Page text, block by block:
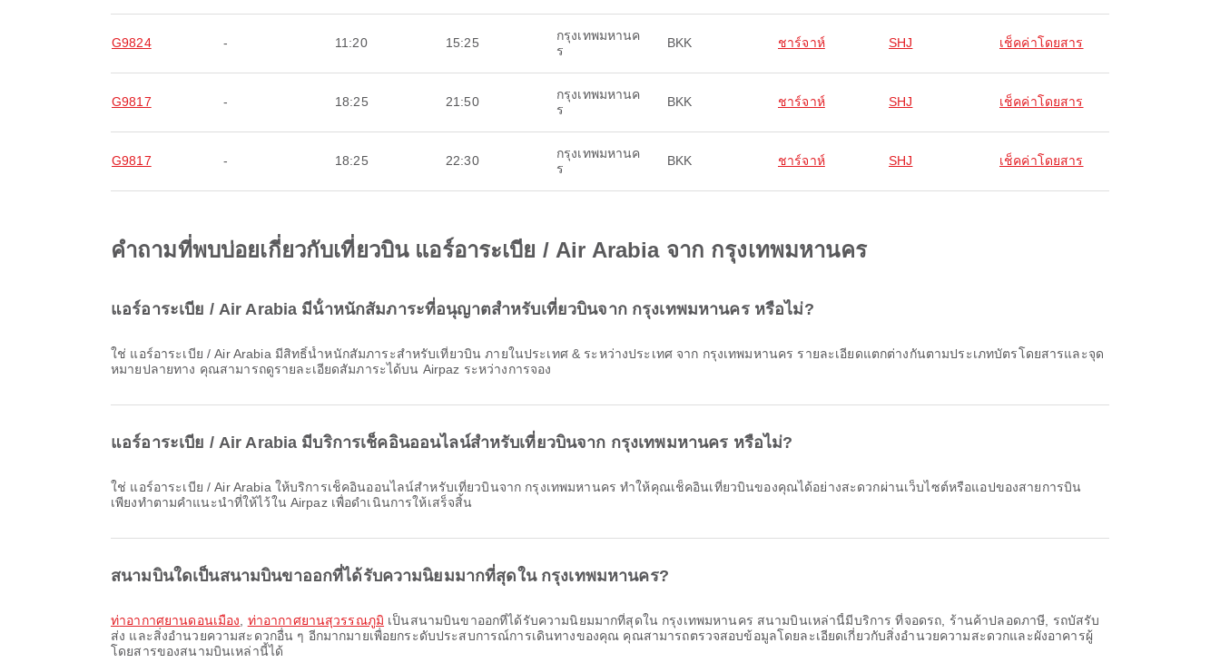
G9824 - 11:20 15:25
กรุงเทพมหานค
ร
BKK ชาร์จาห์ SHJ เช็คค่าโดยสาร
G9817 - 18:25 21:50
กรุงเทพมหานค
ร
BKK ชาร์จาห์ SHJ เช็คค่าโดยสาร
G9817 - 18:25 22:30
กรุงเทพมหานค
ร
BKK ชาร์จาห์ SHJ เช็คค่าโดยสาร
คำถามที่พบบ่อยเกี่ยวกับเที่ยวบิน แอร์อาระเบีย / Air Arabia จาก กรุงเทพมหานคร
แอร์อาระเบีย / Air Arabia มีน้ําหนักสัมภาระที่อนุญาตสําหรับเที่ยวบินจาก กรุงเทพมหานคร หรือไม่?
ใช่ แอร์อาระเบีย / Air Arabia มีสิทธิ์น้ำหนักสัมภาระสำหรับเที่ยวบิน ภายในประเทศ & ระหว่างประเทศ จาก กรุงเทพมหานคร รายละเอียดแตกต่างกันตามประเภทบัตรโดยสารและจุด
หมายปลายทาง คุณสามารถดูรายละเอียดสัมภาระได้บน Airpaz ระหว่างการจอง
แอร์อาระเบีย / Air Arabia มีบริการเช็คอินออนไลน์สำหรับเที่ยวบินจาก กรุงเทพมหานคร หรือไม่?
ใช่ แอร์อาระเบีย / Air Arabia ให้บริการเช็คอินออนไลน์สำหรับเที่ยวบินจาก กรุงเทพมหานคร ทำให้คุณเช็คอินเที่ยวบินของคุณได้อย่างสะดวกผ่านเว็บไซต์หรือแอปของสายการบิน
เพียงทำตามคำแนะนำที่ให้ไว้ใน Airpaz เพื่อดำเนินการให้เสร็จสิ้น
สนามบินใดเป็นสนามบินขาออกที่ได้รับความนิยมมากที่สุดใน กรุงเทพมหานคร?
ท่าอากาศยานดอนเมือง ท่าอากาศยานสุวรรณภูมิ เป็นสนามบินขาออกที่ได้รับความนิยมมากที่สุดใน กรุงเทพมหานคร สนามบินเหล่านี้มีบริการ ที่จอดรถ, ร้านค้าปลอดภาษี, รถบัสรับ
ส่ง และสิ่งอำนวยความสะดวกอื่น ๆ อีกมากมายเพื่อยกระดับประสบการณ์การเดินทางของคุณ คุณสามารถตรวจสอบข้อมูลโดยละเอียดเกี่ยวกับสิ่งอำนวยความสะดวกและผังอาคารผู้
โดยสารของสนามบินเหล่านี้ได้